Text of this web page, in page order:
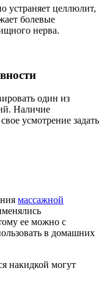
устраняет целлюлит,
болевые
нерва.
один из
Наличие
усмотрение задать
массажной
ее можно с
в домашних
накидкой могут